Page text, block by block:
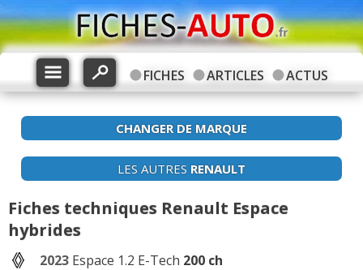
FICHES ARTICLES ACTUS
CHANGER DE MARQUE
LES AUTRES RENAULT
Fiches techniques Renault Espace
hybrides
2023 Espace 1.2 E-Tech 200 ch